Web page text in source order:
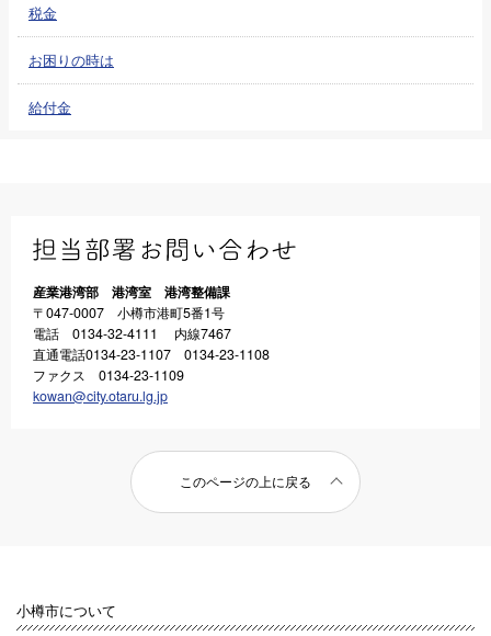
税金
お困りの時は
給付金
産業港湾部 港湾室 港湾整備課
〒047-0007 小樽市港町5番1号
電話 0134-32-4111 内線7467
直通電話0134-23-1107 0134-23-1108
ファクス 0134-23-1109
kowan@city.otaru.lg.jp
このページの上に戻る
小樽市について